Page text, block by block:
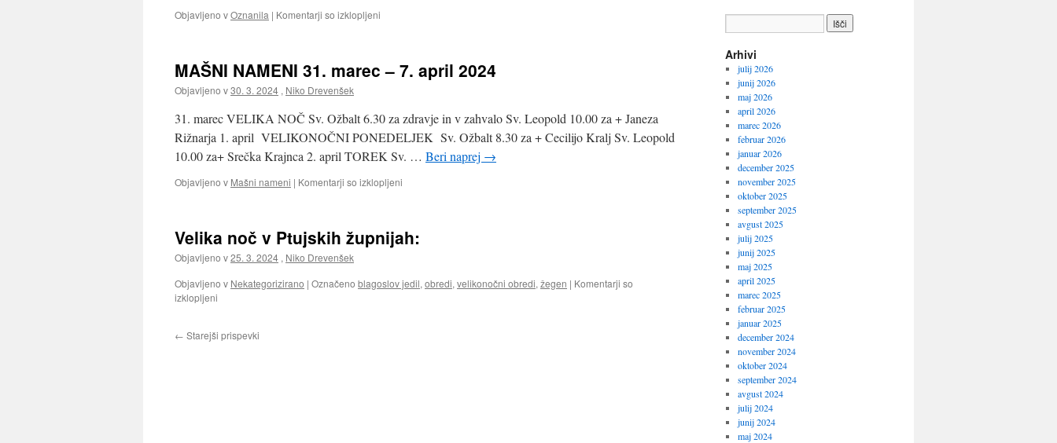
Objavljeno vOznanila | Komentarji so izklopljeni
31.
MAŠNI NAMENI 31. marec – 7. april 2024
Objavljeno v30. 3. 2024 , Niko Drevenšek
31. marec VELIKA NOČ Sv. Ožbalt 6.30 za zdravje in v zahvalo Sv. Leopold 10.00 za + Janeza
Rižnarja 1. april VELIKONOČNI PONEDELJEK Sv. Ožbalt 8.30 za + Cecilijo Kralj Sv. Leopold
10.00 za+ Srečka Krajnca 2. april TOREK Sv. … Beri naprej →
Objavljeno v Mašni nameni | Komentarji so izklopljeni
marec
april
2024
Velika noč v Ptujskih župnijah:
Objavljeno v25. 3. 2024 , Niko Drevenšek
Objavljeno v Nekategorizirano | Označeno blagoslov jedil, obredi, velikonočni obredi, žegen | Komentarji so
izklopljeni
v
← Starejši prispevki
Arhivi
julij 2026
junij 2026
maj 2026
april 2026
marec 2026
februar 2026
januar 2026
december 2025
november 2025
oktober 2025
september 2025
avgust 2025
julij 2025
junij 2025
maj 2025
april 2025
marec 2025
februar 2025
januar 2025
december 2024
november 2024
oktober 2024
september 2024
avgust 2024
julij 2024
junij 2024
maj 2024